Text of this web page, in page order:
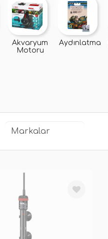
Akvaryum
Motoru
Aydınlatma